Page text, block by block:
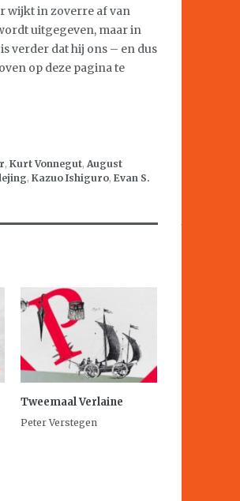
wijkt in zoverre af van
uitgegeven, maar in
verder dat hij ons – en dus
op deze pagina te
, Kurt Vonnegut, August
, Kazuo Ishiguro, Evan S.
Tweemaal Verlaine
Peter Verstegen